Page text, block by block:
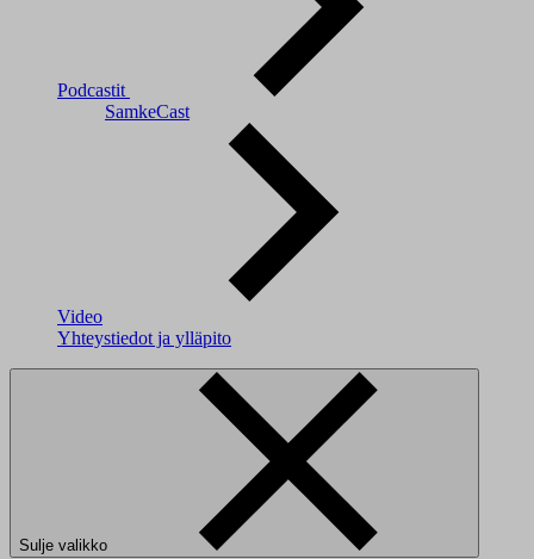
Podcastit
SamkeCast
Video
Yhteystiedot ja ylläpito
Sulje valikko